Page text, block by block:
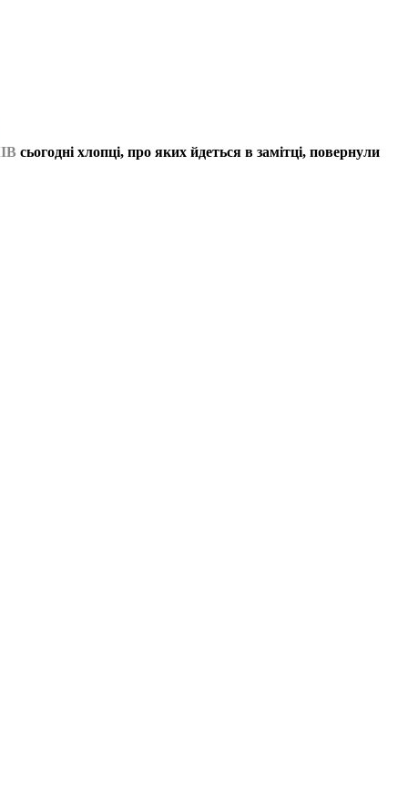
сьогодні хлопці, про яких йдеться в замітці, повернули